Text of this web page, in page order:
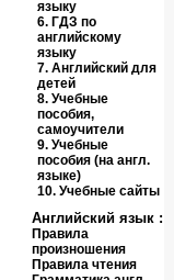
языку
6. ГДЗ по
английскому
языку
7. Английский для
детей
8. Учебные
пособия,
самоучители
9. Учебные
пособия (на англ.
языке)
10. Учебные сайты
Английский язык :
Правила
произношения
Правила чтения